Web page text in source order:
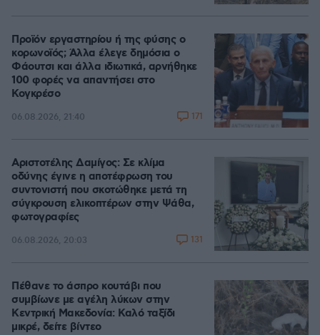
Προϊόν εργαστηρίου ή της φύσης ο
κορωνοϊός; Άλλα έλεγε δημόσια ο
Φάουτσι και άλλα ιδιωτικά, αρνήθηκε
100 φορές να απαντήσει στο
Κογκρέσο
06.08.2026, 21:40 171
Αριστοτέλης Δαμίγος: Σε κλίμα
οδύνης έγινε η αποτέφρωση του
συντονιστή που σκοτώθηκε μετά τη
σύγκρουση ελικοπτέρων στην Ψάθα,
φωτογραφίες
06.08.2026, 20:03 131
Πέθανε το άσπρο κουτάβι που
συμβίωνε με αγέλη λύκων στην
Κεντρική Μακεδονία: Καλό ταξίδι
μικρέ, δείτε βίντεο